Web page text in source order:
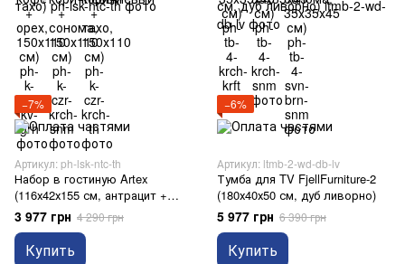
−7%
Артикул: ph-lsk-ntc-th
Набор в гостиную Artex
(116х42х155 см, антрацит +
тахо)
3 977 грн 4 290 грн
Купить
−6%
Артикул: ltmb-2-wd-db-lv
Тумба для TV FjellFurniture-2
(180х40х50 см, дуб ливорно)
5 977 грн 6 390 грн
Купить